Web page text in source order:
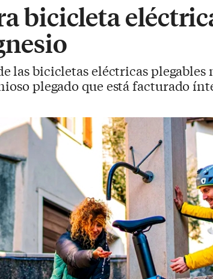
bicicleta
las bicicletas eléctricas plegables
plegado que está facturado